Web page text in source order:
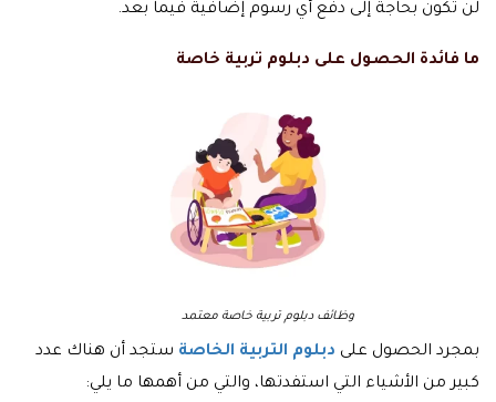
لن تكون بحاجة إلى دفع أي رسوم إضافية فيما بعد.
ما فائدة الحصول على دبلوم تربية خاصة
وظائف دبلوم تربية خاصة معتمد
بمجرد الحصول على دبلوم التربية الخاصة ستجد أن هناك عدد
كبير من الأشياء التي استفدتها، والتي من أهمها ما يلي: